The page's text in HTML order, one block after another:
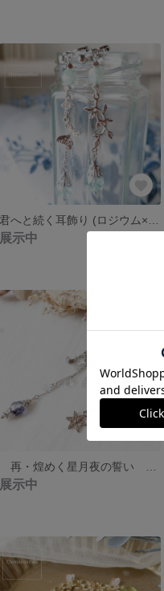
展示中
展示中